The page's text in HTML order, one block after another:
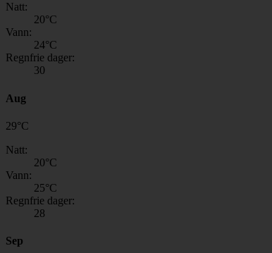
Natt:
20°C
Vann:
24°C
Regnfrie dager:
30
Aug
29°C
Natt:
20°C
Vann:
25°C
Regnfrie dager:
28
Sep